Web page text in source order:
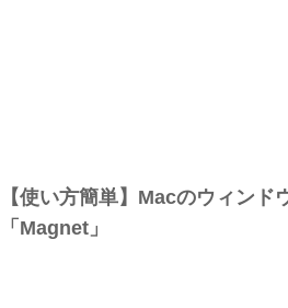
【使い方簡単】Macのウィンド
「Magnet」